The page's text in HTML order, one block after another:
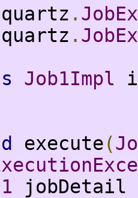
quartz .
quartz .
Job1Impl
execute(
jobDetail